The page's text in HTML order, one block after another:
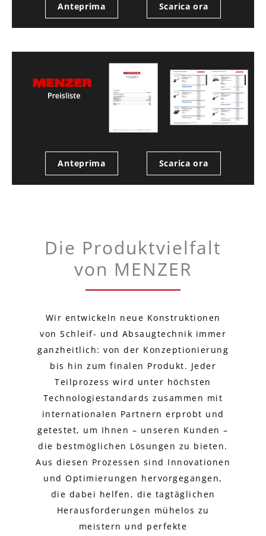
Anteprima Scarica ora
Anteprima Scarica ora
Die Produktvielfalt
von MENZER
Wir entwickeln neue Konstruktionen
von Schleif- und Absaugtechnik immer
ganzheitlich: von der Konzeptionierung
bis hin zum finalen Produkt. Jeder
Teilprozess wird unter höchsten
Technologiestandards zusammen mit
internationalen Partnern erprobt und
getestet, um Ihnen – unseren Kunden –
die bestmöglichen Lösungen zu bieten.
Aus diesen Prozessen sind Innovationen
und Optimierungen hervorgegangen,
die dabei helfen, die tagtäglichen
Herausforderungen mühelos zu
meistern und perfekte